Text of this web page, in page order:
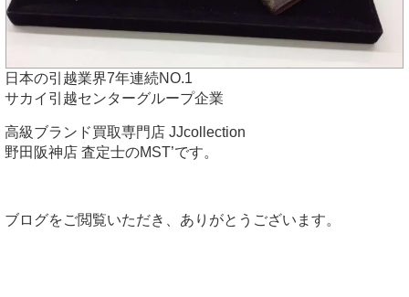
日本の引越業界7年連続NO.1
サカイ引越センターグループ企業
高級ブランド買取専門店 JJcollection
野田阪神店 査定士のMST’です。
ブログをご閲覧いただき、ありがとうございます。